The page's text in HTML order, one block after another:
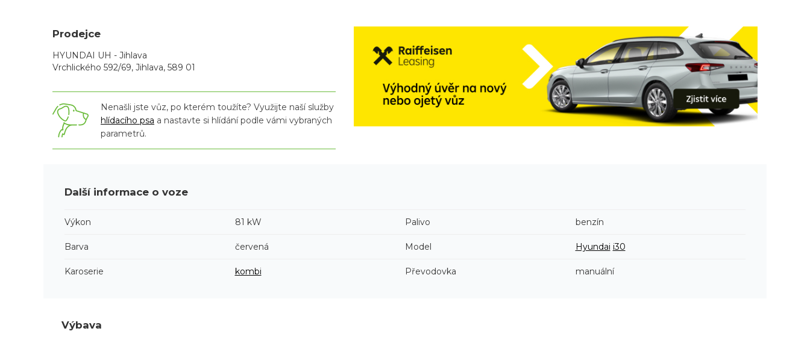
Prodejce
HYUNDAI UH - Jihlava
Vrchlického 592/69, Jihlava, 589 01
Nenašli jste vůz, po kterém toužíte? Využijte naší služby
hlídacího psa a nastavte si hlídání podle vámi vybraných
parametrů.
Další informace o voze
Výkon 81 kW Palivo benzín
Barva červená Model Hyundai i30
Karoserie kombi Převodovka manuální
Výbava